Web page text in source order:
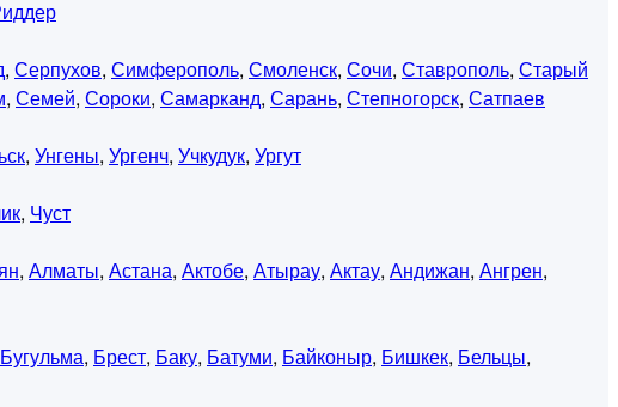
, Серпухов, Симферополь, Смоленск, Сочи, Ставрополь, Старый
, Семей, Сороки, Самарканд, Сарань, Степногорск, Сатпаев
, Унгены, Ургенч, Учкудук, Ургут
, Чуст
, Алматы, Астана, Актобе, Атырау, Актау, Андижан, Ангрен,
Бугульма, Брест, Баку, Батуми, Байконыр, Бишкек, Бельцы,